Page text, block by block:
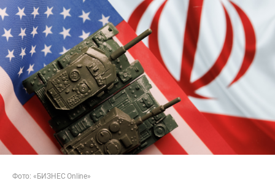
Фото: «БИЗНЕС Online»